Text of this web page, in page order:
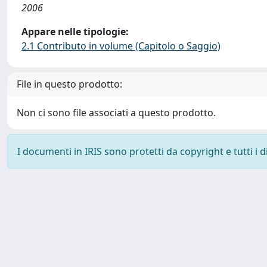
2006
Appare nelle tipologie:
2.1 Contributo in volume (Capitolo o Saggio)
File in questo prodotto:
Non ci sono file associati a questo prodotto.
I documenti in IRIS sono protetti da copyright e tutti i